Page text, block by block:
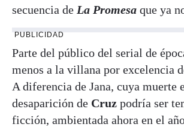
secuencia de La Promesa que ya
PUBLICIDAD
Parte del público del serial de
menos a la villana por excelencia
A diferencia de Jana, cuya muerte
desaparición de Cruz podría ser
ficción, ambientada ahora en el